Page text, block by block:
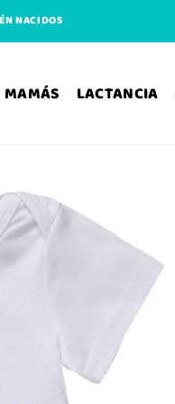
NACIDOS
MAMÁS LACTANCIA